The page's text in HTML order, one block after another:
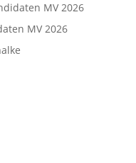
MV 2026
MV 2026